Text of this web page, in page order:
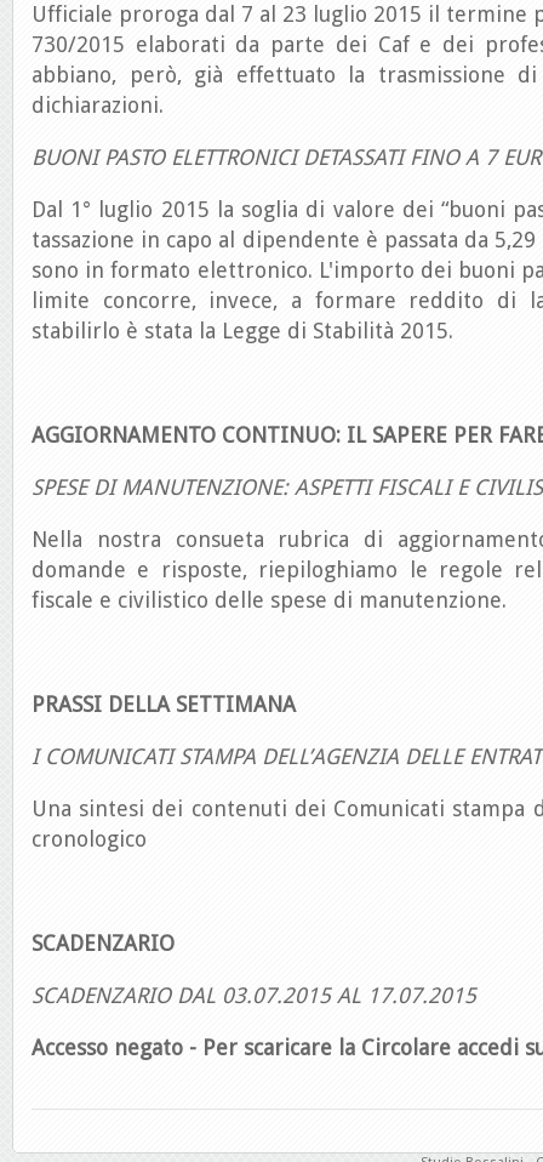
Ufficiale proroga dal 7 al 23 luglio 2015 il termine
730/2015 elaborati da parte dei Caf e dei
abbiano, però, già effettuato la trasmissione
dichiarazioni.
BUONI PASTO ELETTRONICI DETASSATI FINO A 7
Dal 1° luglio 2015 la soglia di valore dei “buoni
tassazione in capo al dipendente è passata da
sono in formato elettronico. L'importo dei buoni
limite concorre, invece, a formare reddito di
stabilirlo è stata la Legge di Stabilità 2015.
AGGIORNAMENTO CONTINUO: IL SAPERE PER
SPESE DI MANUTENZIONE: ASPETTI FISCALI E
Nella nostra consueta rubrica di
domande e risposte, riepiloghiamo le regole
fiscale e civilistico delle spese di manutenzione.
PRASSI DELLA SETTIMANA
I COMUNICATI STAMPA DELL’AGENZIA DELLE
Una sintesi dei contenuti dei Comunicati stampa
cronologico
SCADENZARIO
SCADENZARIO DAL 03.07.2015 AL 17.07.2015
Accesso negato - Per scaricare la Circolare accedi